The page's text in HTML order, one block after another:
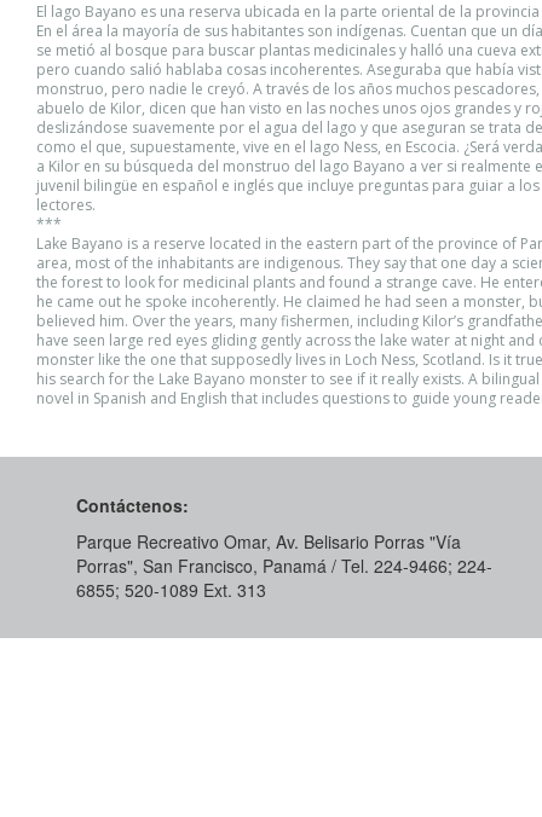
El lago Bayano es una reserva ubicada en la parte oriental de la
En el área la mayoría de sus habitantes son indígenas. Cuentan que un
se metió al bosque para buscar plantas medicinales y halló una cueva
pero cuando salió hablaba cosas incoherentes. Aseguraba que había
monstruo, pero nadie le creyó. A través de los años muchos
abuelo de Kilor, dicen que han visto en las noches unos ojos grandes y
deslizándose suavemente por el agua del lago y que aseguran se trata
como el que, supuestamente, vive en el lago Ness, en Escocia. ¿Será
a Kilor en su búsqueda del monstruo del lago Bayano a ver si realmente
juvenil bilingüe en español e inglés que incluye preguntas para guiar a
lectores.
***
Lake Bayano is a reserve located in the eastern part of the province of
area, most of the inhabitants are indigenous. They say that one day a
the forest to look for medicinal plants and found a strange cave. He
he came out he spoke incoherently. He claimed he had seen a monster,
believed him. Over the years, many fishermen, including Kilor’s
have seen large red eyes gliding gently across the lake water at night and
monster like the one that supposedly lives in Loch Ness, Scotland. Is it
his search for the Lake Bayano monster to see if it really exists. A
novel in Spanish and English that includes questions to guide young
Contáctenos:
Parque Recreativo Omar, Av. Belisario Porras "Vía
Porras", San Francisco, Panamá / Tel. 224-9466; 224-
6855; 520-1089​ Ext. 313